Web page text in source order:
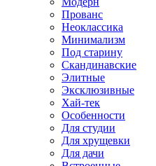
Прованс
Неоклассика
Минимализм
Под старину
Скандинавские
Элитные
Эксклюзивные
Хай-тек
Особенности
Для студии
Для хрущевки
Для дачи